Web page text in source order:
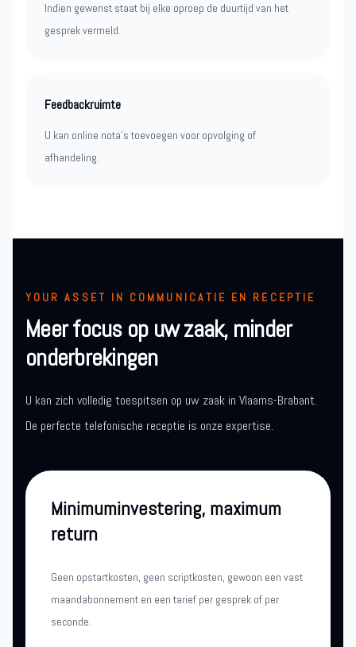
Indien gewenst staat bij elke oproep de duurtijd van het
gesprek vermeld.
Feedbackruimte
U kan online nota’s toevoegen voor opvolging of
afhandeling.
YOUR ASSET IN COMMUNICATIE EN RECEPTIE
Meer focus op uw zaak, minder
onderbrekingen
U kan zich volledig toespitsen op uw zaak in Vlaams-Brabant.
De perfecte telefonische receptie is onze expertise.
Minimuminvestering, maximum
return
Geen opstartkosten, geen scriptkosten, gewoon een vast
maandabonnement en een tarief per gesprek of per
seconde.